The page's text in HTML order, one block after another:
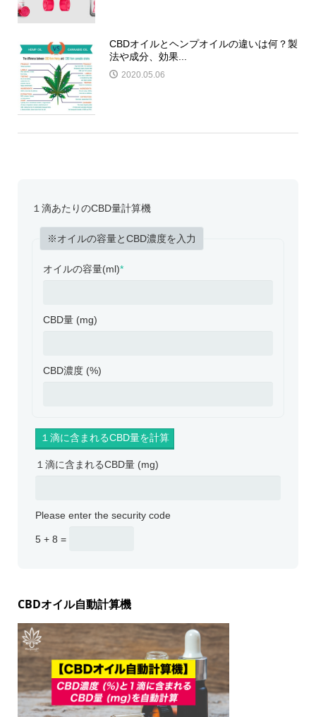
CBDオイルとヘンプオイルの違いは何？製
法や成分、効果...
2020.05.06
１滴あたりのCBD量計算機
※オイルの容量とCBD濃度を入力
オイルの容量(ml)*
CBD量 (mg)
CBD濃度 (%)
１滴に含まれるCBD量 (mg)
Please enter the security code
5 + 8 =
CBDオイル自動計算機